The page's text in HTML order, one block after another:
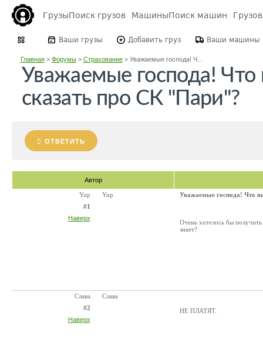
ГрузыПоиск грузов МашиныПоиск машин
Ваши грузы Добавить груз Ваши машины
Главная> Форумы> Страхование> Уважаемые господа! Ч...
Уважаемые господа!
сказать про СК "Пари"?
ОТВЕТИТЬ
Автор
Yup
#1
Наверх
Yup Уважаемые господа! Что
Очень хотелось бы
знает?
Cлава
#2
Наверх
Cлава
НЕ ПЛАТЯТ.